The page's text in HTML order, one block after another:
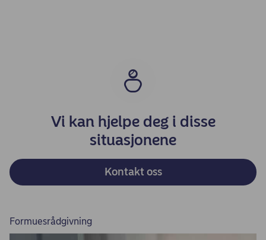
Vi kan hjelpe deg i disse
situasjonene
Kontakt oss
Formuesrådgivning